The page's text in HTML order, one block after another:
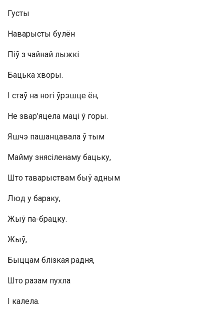
Густы
Наварысты булён
Піў з чайнай лыжкі
Бацька хворы.
І стаў на ногі ўрэшце ён,
Не звар’яцела маці ў горы.
Яшчэ пашанцавала ў тым
Майму знясіленаму бацьку,
Што таварыствам быў адным
Люд у бараку,
Жыў па-брацку.
Жыў,
Быццам блізкая радня,
Што разам пухла
І калела.